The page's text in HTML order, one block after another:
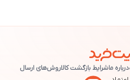
درباره ماشرایط بازگشت کالاروش‌های ارسال